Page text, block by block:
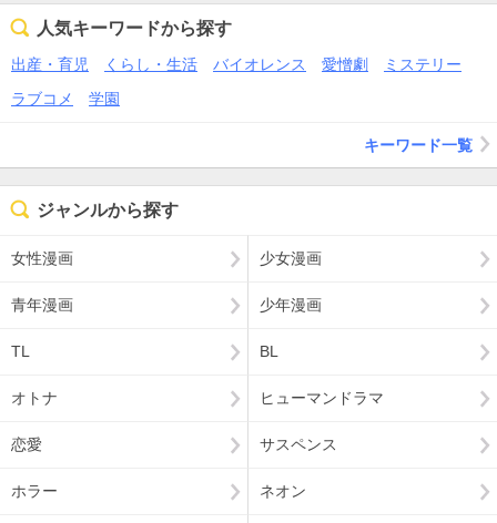
人気キーワードから探す
出産・育児 くらし・生活 バイオレンス 愛憎劇
ミステリー
ラブコメ
学園
キーワード一覧
ジャンルから探す
女性漫画 少女漫画
青年漫画 少年漫画
TL BL
オトナ ヒューマンドラマ
恋愛 サスペンス
ホラー ネオン